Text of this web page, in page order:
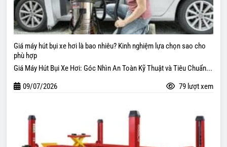
Giá máy hút bụi xe hơi là bao nhiêu? Kinh nghiệm lựa chọn sao cho
phù hợp
Giá Máy Hút Bụi Xe Hơi: Góc Nhìn An Toàn Kỹ Thuật và Tiêu Chuẩn...
09/07/2026 79 lượt xem